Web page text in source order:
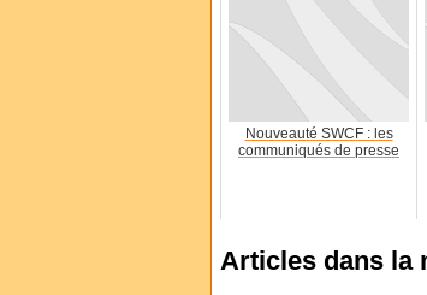
Nouveauté SWCF : les
communiqués de presse
Articles dans la